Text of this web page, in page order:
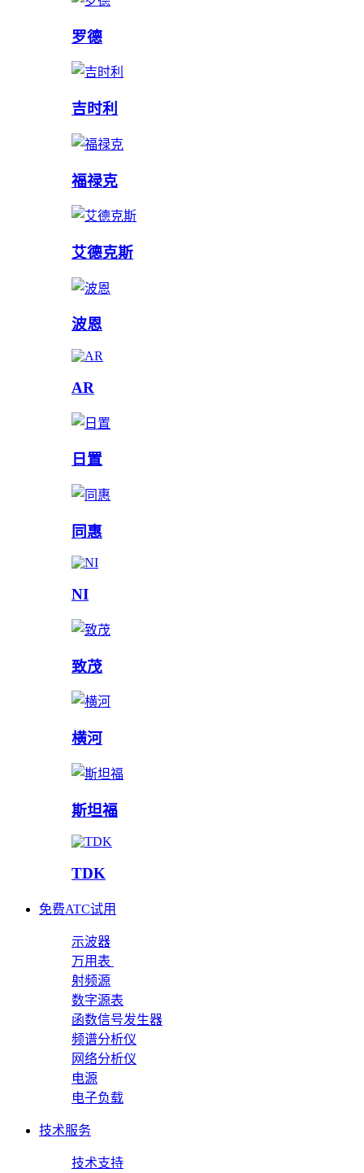
罗德
吉时利
福禄克
艾德克斯
波恩
AR
日置
同惠
NI
致茂
横河
斯坦福
TDK
免费ATC试用
示波器
万用表
射频源
数字源表
函数信号发生器
频谱分析仪
网络分析仪
电源
电子负载
技术服务
技术支持